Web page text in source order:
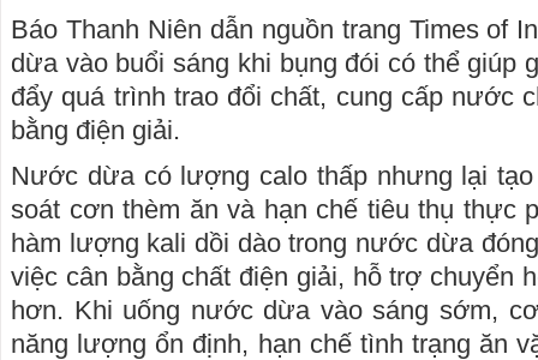
Báo Thanh Niên dẫn nguồn trang Times of
dừa vào buổi sáng khi bụng đói có thể giúp
đẩy quá trình trao đổi chất, cung cấp nước
bằng điện giải.
Nước dừa có lượng calo thấp nhưng lại
soát cơn thèm ăn và hạn chế tiêu thụ thực
hàm lượng kali dồi dào trong nước dừa
việc cân bằng chất điện giải, hỗ trợ chuyển
hơn. Khi uống nước dừa vào sáng sớm,
năng lượng ổn định, hạn chế tình trạng ăn